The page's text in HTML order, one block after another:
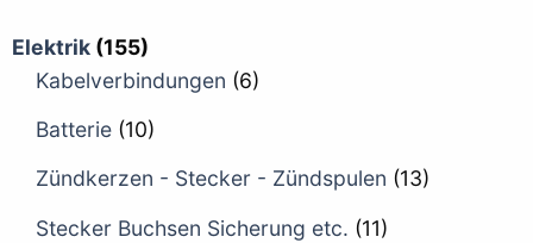
Elektrik (155)
Kabelverbindungen (6)
Batterie (10)
Zündkerzen - Stecker - Zündspulen (13)
Stecker Buchsen Sicherung etc. (11)